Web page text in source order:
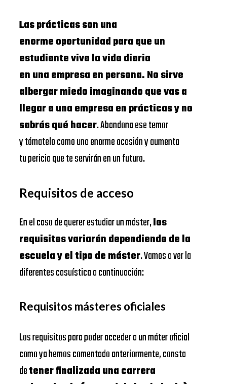
Las prácticas son una
enorme oportunidad para que un
estudiante viva la vida diaria
en una empresa en persona. No sirve
albergar miedo imaginando que vas a
llegar a una empresa en prácticas y no
sabrás qué hacer. Abandona ese temor
y tómatelo como una enorme ocasión y aumenta
tu pericia que te servirán en un futuro.
Requisitos de acceso
En el caso de querer estudiar un máster,los
requisitos variarán dependiendo de la
escuela y el tipo de máster. Vamos a ver la
diferentes casuística a continuación:
Requisitos másteres oficiales
Los requisitos para poder acceder a un máter oficial
como ya hemos comentado anteriormente, consta
detener finalizada una carrera